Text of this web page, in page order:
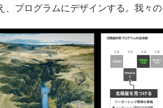
プログラムにデザインする。我々の